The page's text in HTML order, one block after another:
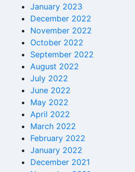
January 2023
December 2022
November 2022
October 2022
September 2022
August 2022
July 2022
June 2022
May 2022
April 2022
March 2022
February 2022
January 2022
December 2021